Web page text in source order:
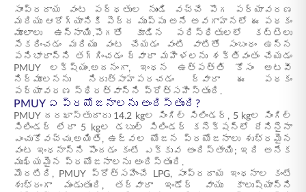
సాంప్రదాయ వంట పద్ధతుల నుండి వచ్చే పొగ పర్యావరణ
మరియు ఆరోగ్యానికి పెద్ద ముప్పు అనే అవగాహనలో ఈ పథకం
మూలాలు ఉన్నాయి.పొగతో కూడిన పరిస్థితులలో కట్టెలు
సేకరించడం మరియు వంట చేయడం వంటి వాటితో సంబంధం ఉన్న
పనిభారాన్ని తగ్గించడం ద్వారా మహిళలను శక్తివంతం చేయడం
PMUY లక్ష్యం.అదనంగా, ఇంధన ఉత్పత్తి కోసం అటవీ
నిర్మూలనను నిరుత్సాహపరచడం ద్వారా ఈ పథకం
పర్యావరణ స్థిరత్వాన్ని ప్రోత్సహిస్తుంది.
PMUY ఏ ప్రయోజనాలను అందిస్తుంది?
PMUY దరఖాస్తుదారు 14.2 kgల సింగిల్ సిలిండర్, 5 kgల సింగిల్
సిలిండర్ లేదా 5 kgల డబుల్ సిలిండర్ కనెక్షన్‌లో దేనినైనా
ఎంచుకోవచ్చు.అయితే, ఉజ్వల యోజన ప్రయోజనాలు శుభ్రమైన
వంట ఇంధనాన్ని పొందడం కంటే ఎక్కువ అందిస్తాయి; ఇది అనేక
ముఖ్యమైన ప్రయోజనాలను అందిస్తుంది.
మొదటిది, PMUY ప్రోత్సహించే LPG, సాంప్రదాయ ఇంధనాల కంటే
శుభ్రంగా మండుతుంది, తద్వారా ఇండోర్ వాయు కాలుష్యాన్ని